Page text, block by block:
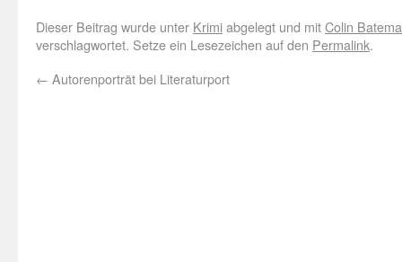
Dieser Beitrag wurde unter Krimiabgelegt und mitColin
verschlagwortet. Setze ein Lesezeichen auf den Permalink.
← Autorenporträt bei Literaturport